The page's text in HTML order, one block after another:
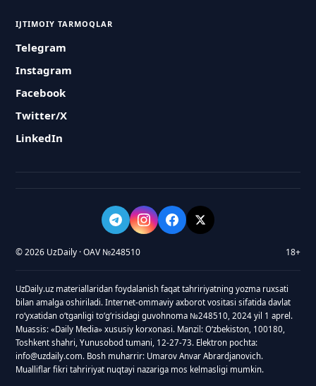
IJTIMOIY TARMOQLAR
Telegram
Instagram
Facebook
Twitter/X
LinkedIn
© 2026 UzDaily · OAV №248510 18+
UzDaily.uz materiallaridan foydalanish faqat tahririyatning yozma ruxsati
bilan amalga oshiriladi. Internet-ommaviy axborot vositasi sifatida davlat
roʻyxatidan oʻtganligi toʻgʻrisidagi guvohnoma №248510, 2024 yil 1 aprel.
Muassis: «Daily Media» xususiy korxonasi. Manzil: Oʻzbekiston, 100180,
Toshkent shahri, Yunusobod tumani, 12-27-73. Elektron pochta:
info@uzdaily.com. Bosh muharrir: Umarov Anvar Abrardjanovich.
Mualliflar fikri tahririyat nuqtayi nazariga mos kelmasligi mumkin.